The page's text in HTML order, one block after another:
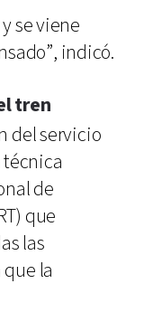
se viene
indicó.
tren
del servicio
de
que
las
la